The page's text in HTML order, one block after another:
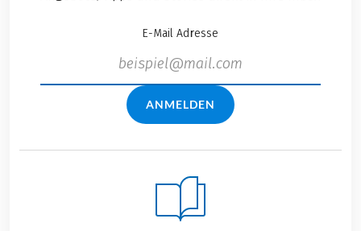
E-Mail Adresse
ANMELDEN